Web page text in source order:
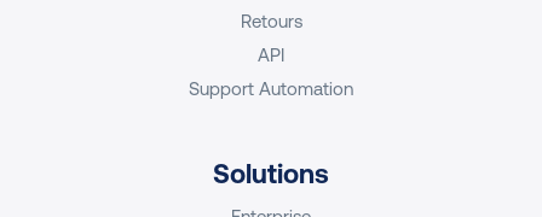
Retours
API
Support Automation
Solutions